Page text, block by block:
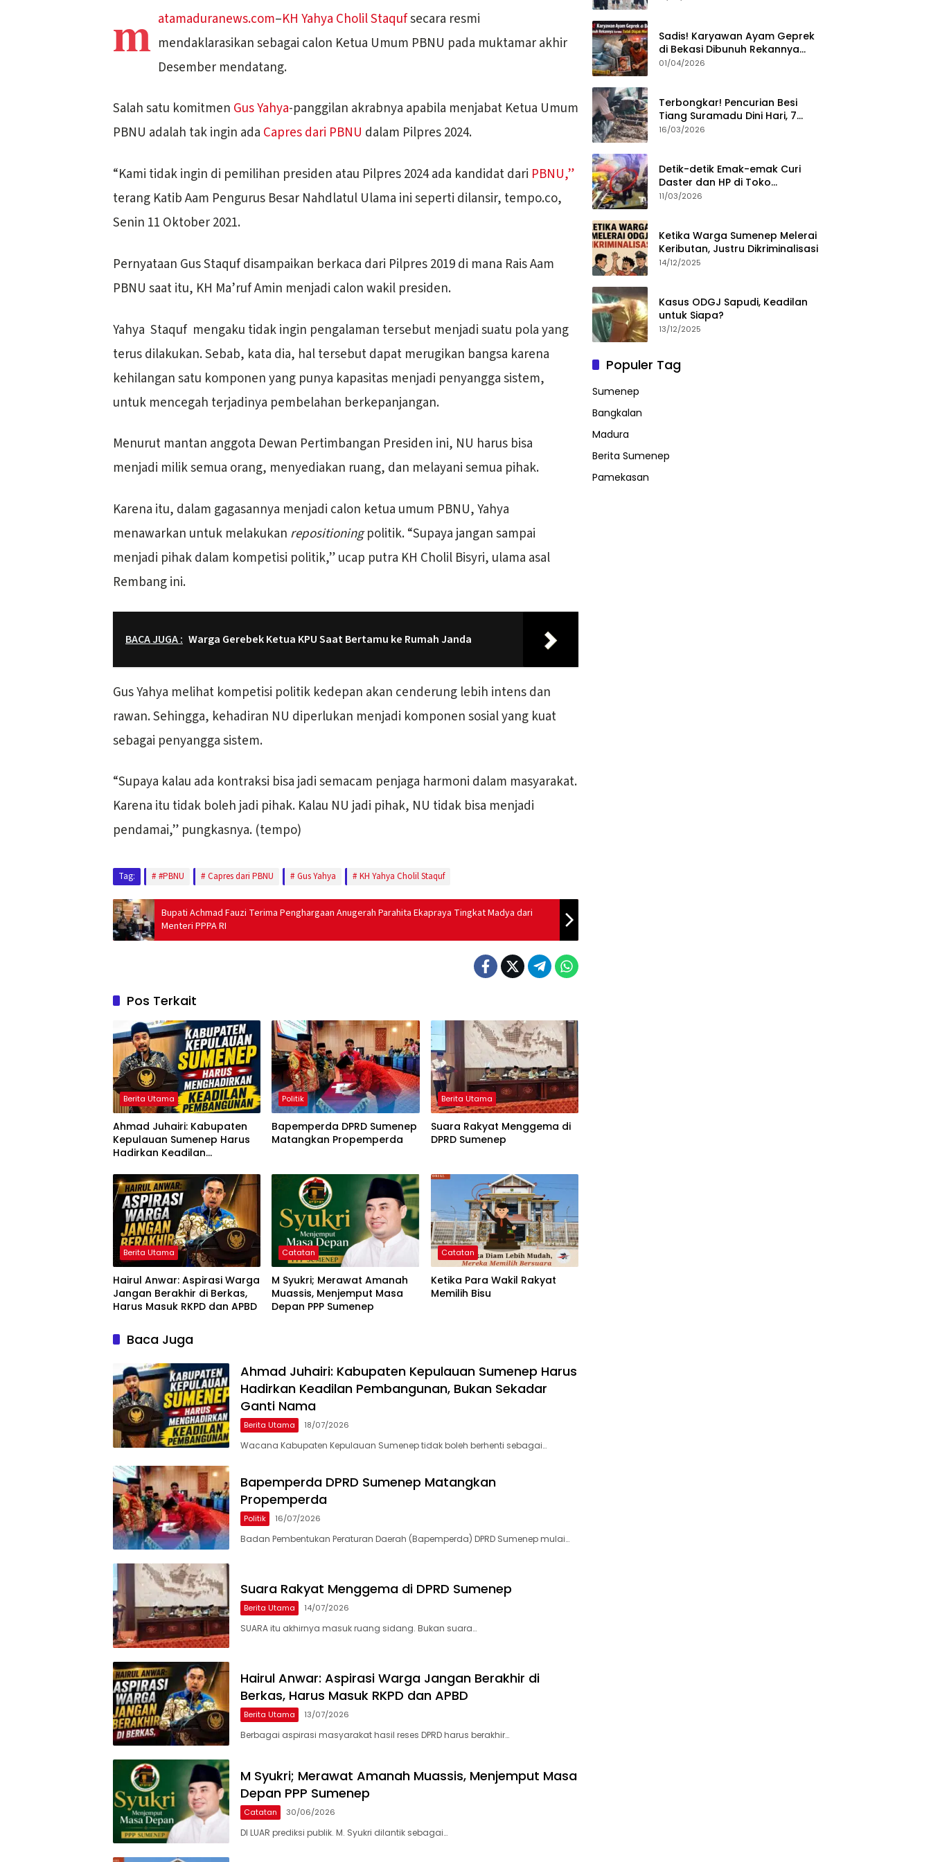
m atamaduranews.com–KH Yahya Cholil Staqufsecara resmi
mendaklarasikan sebagai calon Ketua Umum PBNU pada muktamar akhir
Desember mendatang.
Salah satu komitmen Gus Yahya-panggilan akrabnya apabila menjabat Ketua Umum
PBNU adalah tak ingin ada Capres dari PBNU dalam Pilpres 2024.
“Kami tidak ingin di pemilihan presiden atau Pilpres 2024 ada kandidat dari PBNU,”
terang Katib Aam Pengurus Besar Nahdlatul Ulama ini seperti dilansir, tempo.co,
Senin 11 Oktober 2021.
Pernyataan Gus Staquf disampaikan berkaca dari Pilpres 2019 di mana Rais Aam
PBNU saat itu, KH Ma’ruf Amin menjadi calon wakil presiden.
Yahya Staquf mengaku tidak ingin pengalaman tersebut menjadi suatu pola yang
terus dilakukan. Sebab, kata dia, hal tersebut dapat merugikan bangsa karena
kehilangan satu komponen yang punya kapasitas menjadi penyangga sistem,
untuk mencegah terjadinya pembelahan berkepanjangan.
Menurut mantan anggota Dewan Pertimbangan Presiden ini, NU harus bisa
menjadi milik semua orang, menyediakan ruang, dan melayani semua pihak.
Karena itu, dalam gagasannya menjadi calon ketua umum PBNU, Yahya
menawarkan untuk melakukan repositioningpolitik. “Supaya jangan sampai
menjadi pihak dalam kompetisi politik,” ucap putra KH Cholil Bisyri, ulama asal
Rembang ini.
BACA JUGA : Warga Gerebek Ketua KPU Saat Bertamu ke Rumah Janda
Gus Yahya melihat kompetisi politik kedepan akan cenderung lebih intens dan
rawan. Sehingga, kehadiran NU diperlukan menjadi komponen sosial yang kuat
sebagai penyangga sistem.
“Supaya kalau ada kontraksi bisa jadi semacam penjaga harmoni dalam masyarakat.
Karena itu tidak boleh jadi pihak. Kalau NU jadi pihak, NU tidak bisa menjadi
pendamai,” pungkasnya. (tempo)
Tag: #PBNU Capres dari PBNU Gus Yahya KH Yahya Cholil Staquf
Bupati Achmad Fauzi Terima Penghargaan Anugerah Parahita Ekapraya Tingkat Madya dari
Menteri PPPA RI
Pos Terkait
Berita Utama
Ahmad Juhairi: Kabupaten
Kepulauan Sumenep Harus
Hadirkan Keadilan
Sekadar Ganti Nama
Politik
Bapemperda DPRD Sumenep
Matangkan Propemperda
Berita Utama
Suara Rakyat Menggema di
DPRD Sumenep
Berita Utama
Hairul Anwar: Aspirasi Warga
Jangan Berakhir di Berkas,
Harus Masuk RKPD dan APBD
Catatan
M Syukri; Merawat Amanah
Muassis, Menjemput Masa
Depan PPP Sumenep
Catatan
Ketika Para Wakil Rakyat
Memilih Bisu
Baca Juga
Ahmad Juhairi: Kabupaten Kepulauan Sumenep Harus
Hadirkan Keadilan Pembangunan, Bukan Sekadar
Ganti Nama
Berita Utama 18/07/2026
Wacana Kabupaten Kepulauan Sumenep tidak boleh berhenti sebagai…
Bapemperda DPRD Sumenep Matangkan
Propemperda
Politik 16/07/2026
Badan Pembentukan Peraturan Daerah (Bapemperda) DPRD Sumenep mulai…
Suara Rakyat Menggema di DPRD Sumenep
Berita Utama 14/07/2026
SUARA itu akhirnya masuk ruang sidang. Bukan suara…
Hairul Anwar: Aspirasi Warga Jangan Berakhir di
Berkas, Harus Masuk RKPD dan APBD
Berita Utama 13/07/2026
Berbagai aspirasi masyarakat hasil reses DPRD harus berakhir…
M Syukri; Merawat Amanah Muassis, Menjemput Masa
Depan PPP Sumenep
Catatan 30/06/2026
DI LUAR prediksi publik. M. Syukri dilantik sebagai…
Sadis! Karyawan Ayam Geprek
di Bekasi Dibunuh Rekannya
karena Tolak Diajak Merampok
01/04/2026
Terbongkar! Pencurian Besi
Tiang Suramadu Dini Hari, 7
ABK Ditangkap Polisi
16/03/2026
Detik-detik Emak-emak Curi
Daster dan HP di Toko
Sumenep, Aksi Terekam CCTV
11/03/2026
Ketika Warga Sumenep Melerai
Keributan, Justru Dikriminalisasi
14/12/2025
Kasus ODGJ Sapudi, Keadilan
untuk Siapa?
13/12/2025
Populer Tag
Sumenep
Bangkalan
Madura
Berita Sumenep
Pamekasan